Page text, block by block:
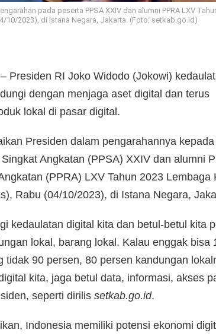
pada peserta PPSA XXIV dan alumni PPRA LXV
10/2023), di Istana Negara, Jakarta. (Foto: setkab.go.id)
– Presiden RI Joko Widodo (Jokowi)
dengan menjaga aset digital dan terus
lokal di pasar digital.
Presiden dalam pengarahannya
Angkatan (PPSA) XXIV dan alumni
(PPRA) LXV Tahun 2023 Lembaga
Rabu (04/10/2023), di Istana Negara,
kedaulatan digital kita dan betul-betul kita
lokal, barang lokal. Kalau enggak bisa
tidak 90 persen, 80 persen kandungan
kita, jaga betul data, informasi, akses
seperti dirilis setkab.go.id.
Indonesia memiliki potensi ekonomi